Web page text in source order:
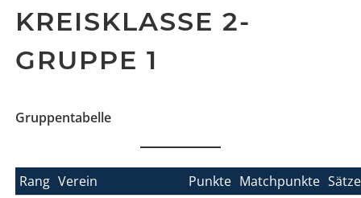
KREISKLASSE 2-
GRUPPE 1
Gruppentabelle
Rang Verein Punkte Matchpunkte Sätze